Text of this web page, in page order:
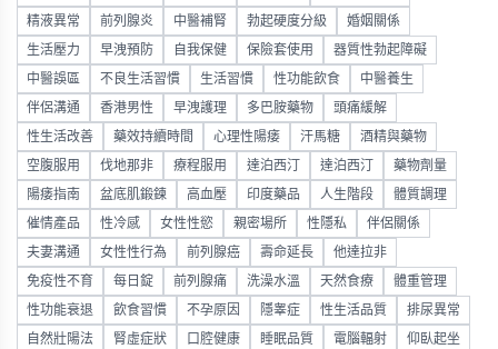
精液異常 前列腺炎 中醫補腎 勃起硬度分級 婚姻關係
生活壓力 早洩預防 自我保健 保險套使用 器質性勃起障礙
中醫誤區 不良生活習慣 生活習慣 性功能飲食 中醫養生
伴侶溝通 香港男性 早洩護理 多巴胺藥物 頭痛緩解
性生活改善 藥效持續時間 心理性陽痿 汗馬糖 酒精與藥物
空腹服用 伐地那非 療程服用 達泊西汀 達泊西汀 藥物劑量
陽痿指南 盆底肌鍛鍊 高血壓 印度藥品 人生階段 體質調理
催情產品 性冷感 女性性慾 親密場所 性隱私 伴侶關係
夫妻溝通 女性性行為 前列腺癌 壽命延長 他達拉非
免疫性不育 每日錠 前列腺痛 洗澡水溫 天然食療 體重管理
性功能衰退 飲食習慣 不孕原因 隱睾症 性生活品質 排尿異常
自然壯陽法 腎虛症狀 口腔健康 睡眠品質 電腦輻射 仰臥起坐